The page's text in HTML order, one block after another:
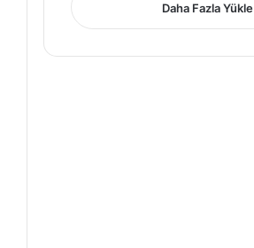
Daha Fazla Yükle